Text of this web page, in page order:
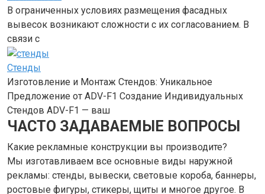
В ограниченных условиях размещения фасадных
вывесок возникают сложности с их согласованием. В
связи с
Стенды
Изготовление и Монтаж Стендов: Уникальное
Предложение от ADV-F1 Создание Индивидуальных
Стендов ADV-F1 — ваш
ЧАСТО ЗАДАВАЕМЫЕ ВОПРОСЫ
Какие рекламные конструкции вы производите?
Мы изготавливаем все основные виды наружной
рекламы: стенды, вывески, световые короба, баннеры,
ростовые фигуры, стикеры, щиты и многое другое. В